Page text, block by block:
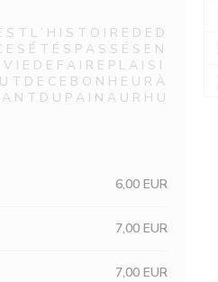
T L ’ H I S T O I R E D E D
S É T É S P A S S É S E N
I E D E F A I R E P L A I S I
T D E C E B O N H E U R À
N T D U P A I N A U R H U
6,00 EUR
7,00 EUR
7,00 EUR